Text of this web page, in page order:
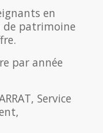
en
patrimoine
par année
Service